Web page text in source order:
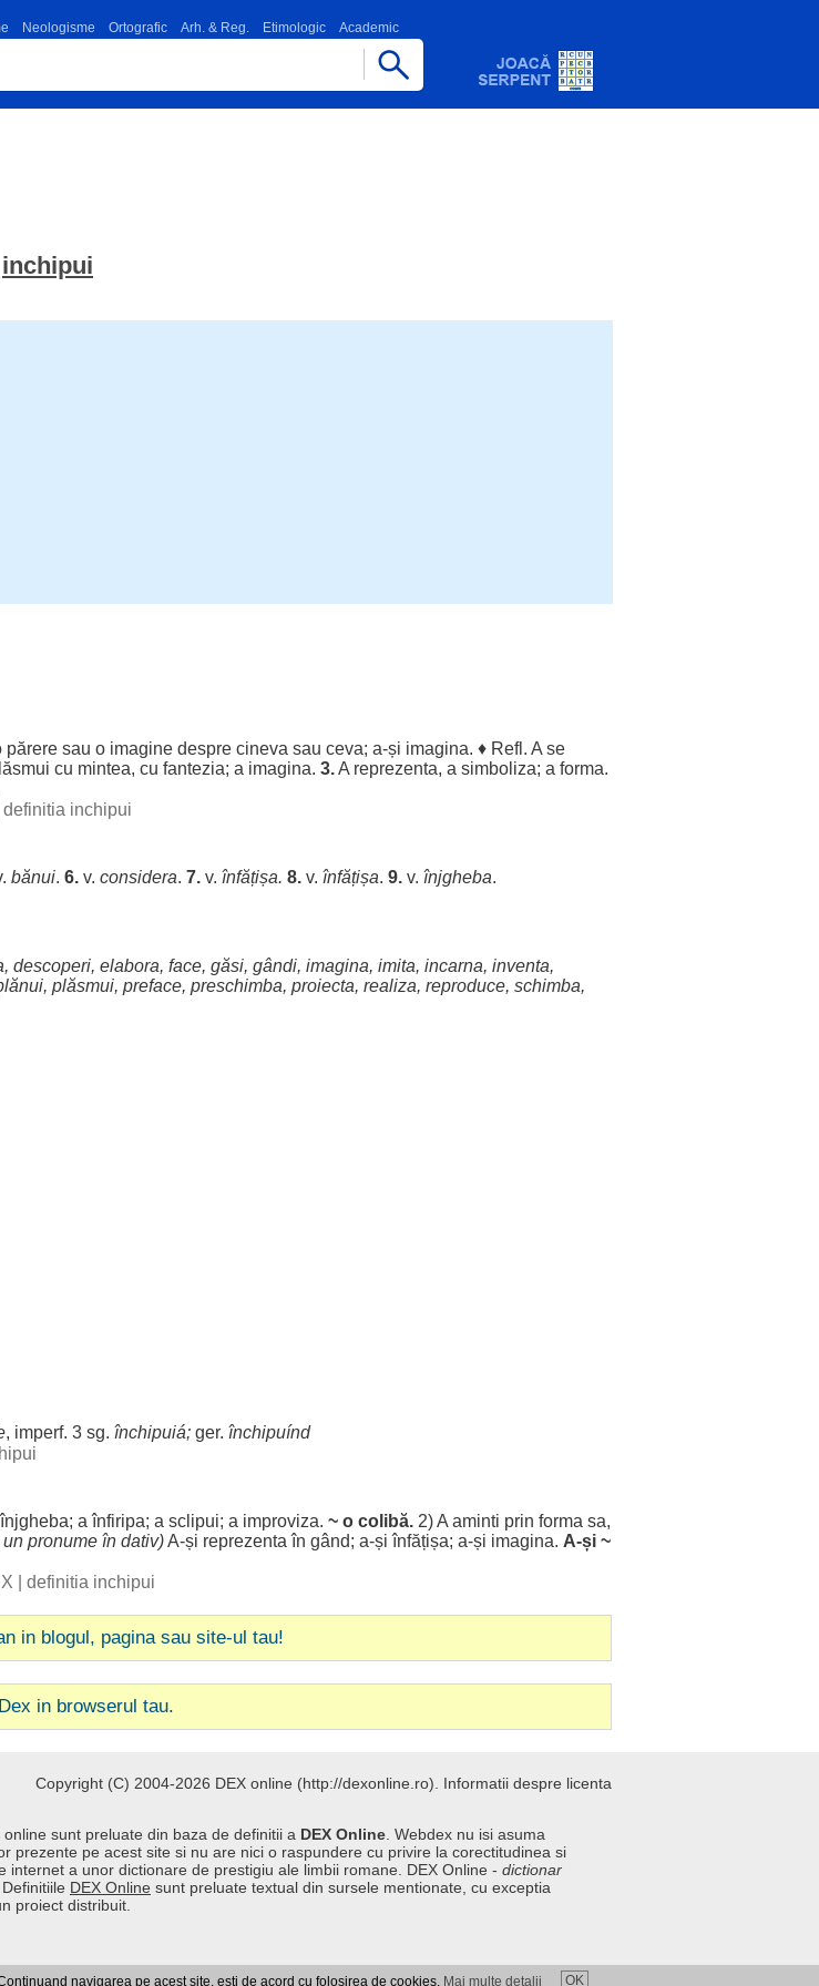
Neologisme Ortografic Arh. & Reg. Etimologic Academic
inchipui
părere sau o imagine despre cineva sau ceva; a-și imagina. ♦ Refl. A se
cu mintea, cu fantezia; a imagina. 3.A reprezenta, a simboliza; a forma.
definitia inchipui
bănui. 6. v. considera. 7. v. înfățișa. 8. v. înfățișa. 9. v. înjgheba.
, descoperi, elabora, face, găsi, gândi, imagina, imita, incarna, inventa,
, plăsmui, preface, preschimba, proiecta, realiza, reproduce, schimba,
, imperf. 3 sg. închipuiá; ger. închipuínd
înjgheba; aînfiripa; a sclipui; a improviza. ~ o colibă. 2) A aminti prin forma sa,
pronume în dativ)A-și reprezenta în gând; a-șiînfățișa; a-și imagina. A-și ~
definitia inchipui
in blogul, pagina sau site-ul tau!
in browserul tau.
Copyright (C) 2004-2026 DEX online (http://dexonline.ro). Informatii despre licenta
online sunt preluate din baza de definitii a DEX Online . Webdex nu isi asuma
prezente pe acest site si nu are nici o raspundere cu privire la corectitudinea si
a unor dictionare de prestigiu ale limbii romane. DEX Online - dictionar
DEX Online sunt preluate textual din sursele mentionate, cu exceptia
proiect distribuit.
navigarea pe acest site, esti de acord cu folosirea de cookies. Mai multe detalii OK